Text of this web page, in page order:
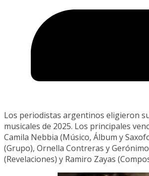
Los periodistas argentinos eligieron
musicales de 2025. Los principales
Camila Nebbia (Músico, Álbum y
(Grupo), Ornella Contreras y
(Revelaciones) y Ramiro Zayas